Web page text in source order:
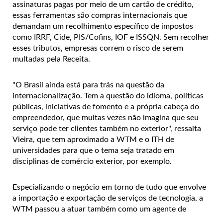
assinaturas pagas por meio de um cartão de crédito,
essas ferramentas são compras internacionais que
demandam um recolhimento específico de impostos
como IRRF, Cide, PIS/Cofins, IOF e ISSQN. Sem recolher
esses tributos, empresas correm o risco de serem
multadas pela Receita.
"O Brasil ainda está para trás na questão da
internacionalização. Tem a questão do idioma, políticas
públicas, iniciativas de fomento e a própria cabeça do
empreendedor, que muitas vezes não imagina que seu
serviço pode ter clientes também no exterior", ressalta
Vieira, que tem aproximado a WTM e o ITH de
universidades para que o tema seja tratado em
disciplinas de comércio exterior, por exemplo.
Especializando o negócio em torno de tudo que envolve
a importação e exportação de serviços de tecnologia, a
WTM passou a atuar também como um agente de